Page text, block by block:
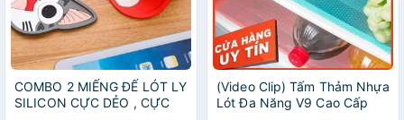
COMBO 2 MIẾNG ĐẾ LÓT LY
SILICON CỰC DẺO , CỰC
(Video Clip) Tấm Thảm Nhựa
Lót Đa Năng V9 Cao Cấp